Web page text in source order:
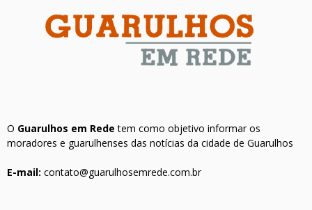
O Guarulhos em Rede tem como objetivo informar os
moradores e guarulhenses das notícias da cidade de Guarulhos
E-mail: contato@guarulhosemrede.com.br